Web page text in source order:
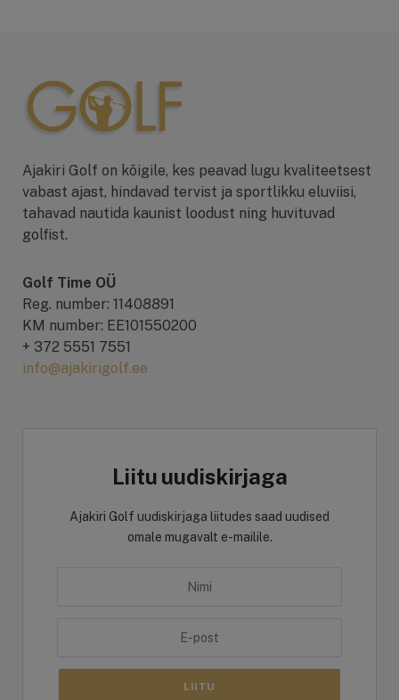
Ajakiri Golf on kõigile, kes peavad lugu kvaliteetsest
vabast ajast, hindavad tervist ja sportlikku eluviisi,
tahavad nautida kaunist loodust ning huvituvad
golfist.
Golf Time OÜ
Reg. number: 11408891
KM number: EE101550200
+ 372 5551 7551
info@ajakirigolf.ee
Liitu uudiskirjaga
Ajakiri Golf uudiskirjaga liitudes saad uudised
omale mugavalt e-mailile.
LIITU